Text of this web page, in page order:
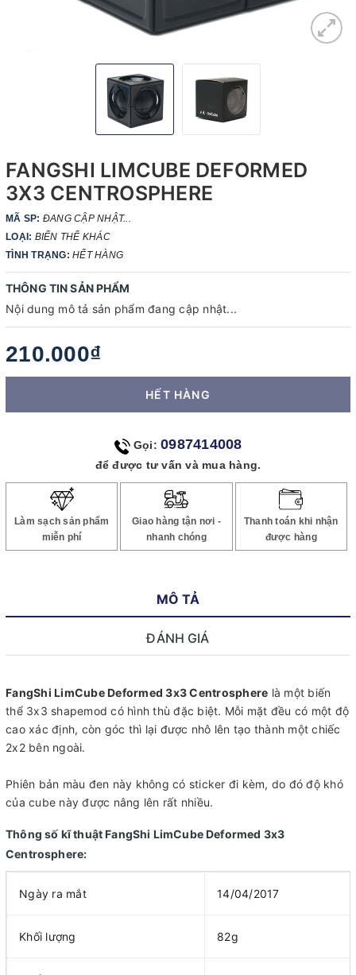
FANGSHI LIMCUBE DEFORMED
3X3 CENTROSPHERE
MÃ SP: ĐANG CẬP NHẬT...
LOẠI: BIẾN THỂ KHÁC
TÌNH TRẠNG: HẾT HÀNG
THÔNG TIN SẢN PHẨM
Nội dung mô tả sản phẩm đang cập nhật...
210.000₫
HẾT HÀNG
Gọi: 0987414008
để được tư vấn và mua hàng.
Làm sạch sản phẩm
miễn phí
Giao hàng tận nơi -
nhanh chóng
Thanh toán khi nhận
được hàng
MÔ TẢ
ĐÁNH GIÁ
FangShi LimCube Deformed 3x3 Centrosphere là một biến
thể 3x3 shapemod có hình thù đặc biệt. Mỗi mặt đều có một độ
cao xác định, còn góc thì lại được nhô lên tạo thành một chiếc
2x2 bên ngoài.
Phiên bản màu đen này không có sticker đi kèm, do đó độ khó
của cube này được nâng lên rất nhiều.
Thông số kĩ thuật FangShi LimCube Deformed 3x3
Centrosphere:
Ngày ra mắt 14/04/2017
Khối lượng 82g